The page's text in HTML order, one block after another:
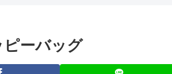
ーバッグ